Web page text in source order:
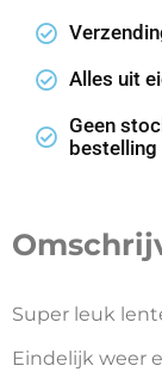
Alles uit
Geen
bestelling
Super leuk
Eindelijk weer